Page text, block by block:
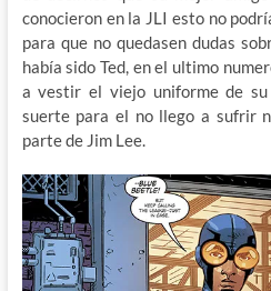
conocieron en la JLI esto no
para que no quedasen dudas
había sido Ted, en el ultimo
a vestir el viejo uniforme de
suerte para el no llego a sufrir
parte de Jim Lee.